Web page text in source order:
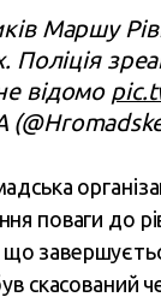
Маршу
Поліція
відомо
поваги до
скасований